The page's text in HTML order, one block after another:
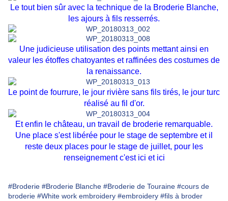
Le tout bien sûr avec la technique de la Broderie Blanche,
les ajours à fils resserrés.
Une judicieuse utilisation des points mettant ainsi en
valeur les étoffes chatoyantes et raffinées des costumes de
la renaissance.
Le point de fourrure, le jour rivière sans fils tirés, le jour turc
réalisé au fil d'or.
Et enfin le château, un travail de broderie remarquable.
Une place s'est libérée pour le stage de septembre et il
reste deux places pour le stage de juillet, pour les
renseignement c'est ici et ici
#Broderie #Broderie Blanche #Broderie de Touraine #cours de
broderie #White work embroidery #embroidery #fils à broder